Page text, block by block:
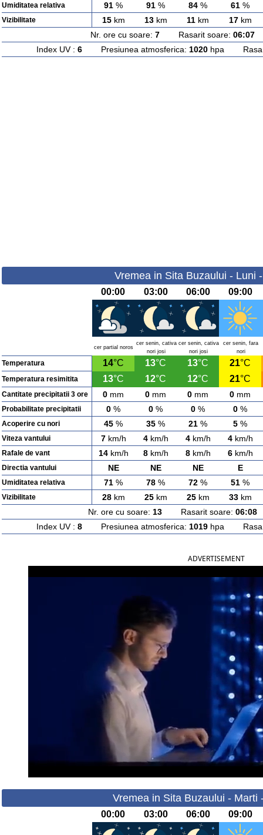
Umiditatea relativa 91 % 91 % 84 % 61 %
Vizibilitate 15km 13km 11 km 17km
Nr. ore cu soare: 7Rasarit soare: 06:07
Index UV : 6Presiunea atmosferica: 1020hpa
Vremea in Sita Buzaului - Luni
00:00 03:00 06:00 09:00
cer partial noros
cer senin, cativa
nori josi
cer senin, cativa
nori josi
cer senin, fara
nori
Temperatura 14°C 13°C 13°C 21°C
Temperatura resimitita 13°C 12°C 12°C 21°C
Cantitate precipitatii 3 ore 0 mm 0 mm 0 mm 0 mm
Probabilitate precipitatii 0 % 0 % 0 % 0 %
Acoperire cu nori 45 % 35 % 21 % 5 %
Viteza vantului 7km/h 4km/h 4km/h 4km/h
Rafale de vant 14km/h 8km/h 8km/h 6km/h
Directia vantului NE NE NE E
Umiditatea relativa 71 % 78 % 72 % 51 %
Vizibilitate 28km 25km 25km 33km
Nr. ore cu soare: 13Rasarit soare: 06:08
Index UV : 8Presiunea atmosferica: 1019hpa
ADVERTISEMENT
Vremea in Sita Buzaului - Marti
00:00 03:00 06:00 09:00